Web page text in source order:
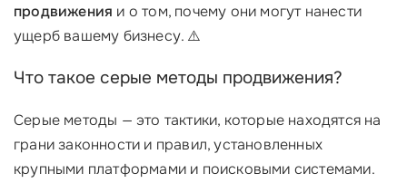
продвижения и о том, почему они могут нанести
ущерб вашему бизнесу. ⚠️
Что такое серые методы продвижения?
Серые методы — это тактики, которые находятся на
грани законности и правил, установленных
крупными платформами и поисковыми системами.